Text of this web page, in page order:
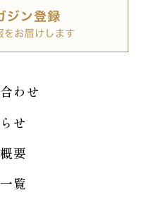
わせ
せ
要
覧